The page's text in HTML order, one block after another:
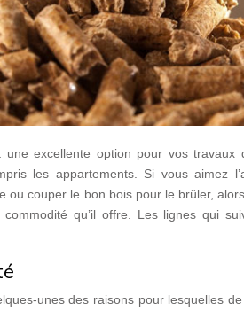
une excellente option pour vos
les appartements. Si vous aimez
ou couper le bon bois pour le brûler,
qu’il offre. Les lignes qui
unes des raisons pour lesquelles